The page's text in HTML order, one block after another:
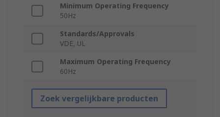
Minimum Operating Frequency
50Hz
Standards/Approvals
VDE, UL
Maximum Operating Frequency
60Hz
Zoek vergelijkbare producten